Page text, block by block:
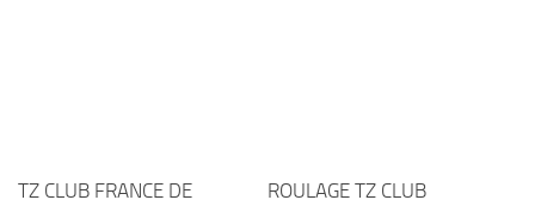
TZ CLUB FRANCE DE
ROULAGE TZ CLUB